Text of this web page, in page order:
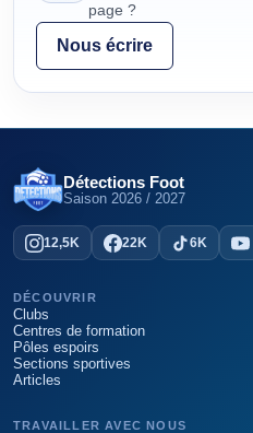
page ?
Nous écrire
Détections Foot
Saison 2026 / 2027
12,5K 22K 6K
DÉCOUVRIR
Clubs
Centres de formation
Pôles espoirs
Sections sportives
Articles
TRAVAILLER AVEC NOUS